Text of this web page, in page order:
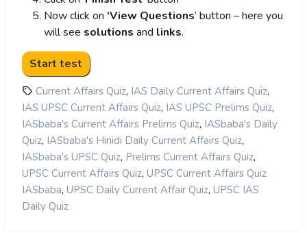
Now click on ‘View Questions’ button – here you
will see solutions and links.
Current Affairs Quiz, IAS Daily Current Affairs Quiz,
IAS UPSC Current Affairs Quiz, IAS UPSC Prelims Quiz,
IASbaba's Current Affairs Prelims Quiz, IASbaba's Daily
Quiz, IASbaba's Hinidi Daily Current Affairs Quiz,
IASbaba's UPSC Quiz, Prelims Current Affairs Quiz,
UPSC Current Affairs Quiz, UPSC Current Affairs Quiz
IASbaba, UPSC Daily Current Affair Quiz, UPSC IAS
Daily Quiz